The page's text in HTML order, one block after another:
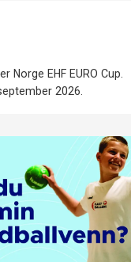
Norge EHF EURO Cup.
2026.